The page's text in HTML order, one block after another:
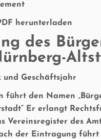
herunterladen
des
und Geschäftsjahr
führt den Namen
Er erlangt
Vereinsregister des
der Eintragung führt